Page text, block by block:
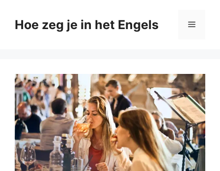
naarHoe zeg je in het Engels Menu